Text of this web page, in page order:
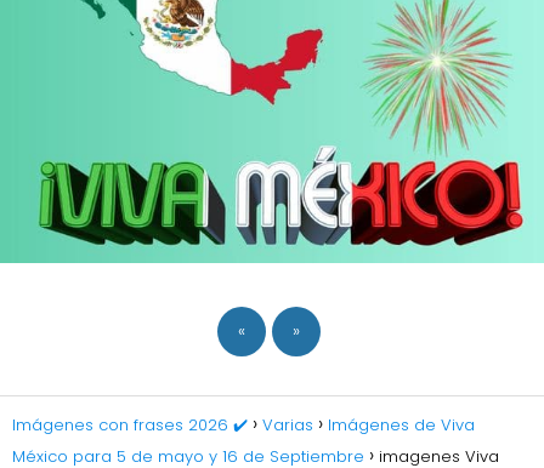
« »
Imágenes con frases 2026 ✔️ Varias
Imágenes de Viva
México para 5 de mayo y 16 de Septiembre
imagenes Viva